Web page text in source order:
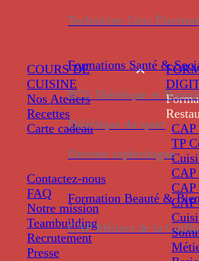
Technicien Gros
Formations Santé &
BTS Diététique et
Diététique du sport
Devenir sophrologue
Formation Beauté &
CAP Métiers de la
COURS DE
CUISINE
Nos Ateliers
Recettes
Carte cadeau
Contactez-nous
FAQ
Notre mission
Teambuilding
Recrutement
Presse
CAP
TP
CAP
CAP
CAP